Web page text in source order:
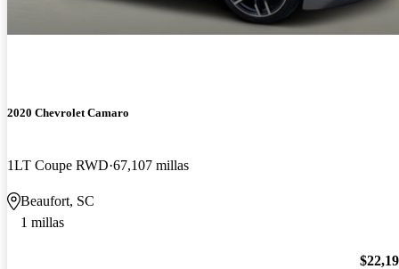
2020 Chevrolet Camaro
1LT Coupe RWD 67,107 millas
Beaufort, SC
1 millas